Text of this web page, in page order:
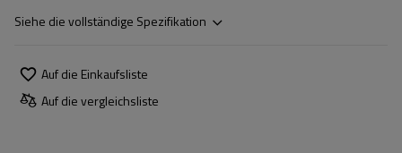
Siehe die vollständige Spezifikation
Auf die Einkaufsliste
Auf die vergleichsliste